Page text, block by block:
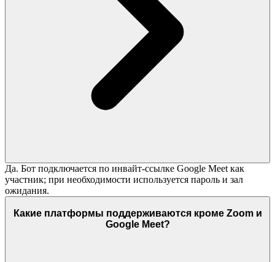
Да. Бот подключается по инвайт-ссылке Google Meet как
участник; при необходимости используется пароль и зал
ожидания.
Какие платформы поддерживаются кроме Zoom и
Google Meet?